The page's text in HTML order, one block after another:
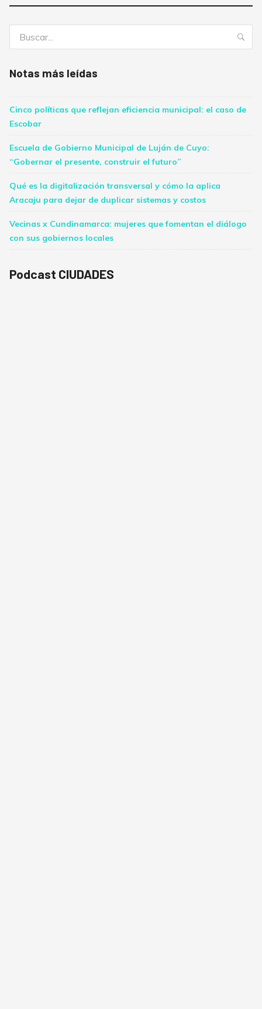
Notas más leídas
Cinco políticas que reflejan eficiencia municipal: el caso de
Escobar
Escuela de Gobierno Municipal de Luján de Cuyo:
“Gobernar el presente, construir el futuro”
Qué es la digitalización transversal y cómo la aplica
Aracaju para dejar de duplicar sistemas y costos
Vecinas x Cundinamarca: mujeres que fomentan el diálogo
con sus gobiernos locales
Podcast CIUDADES